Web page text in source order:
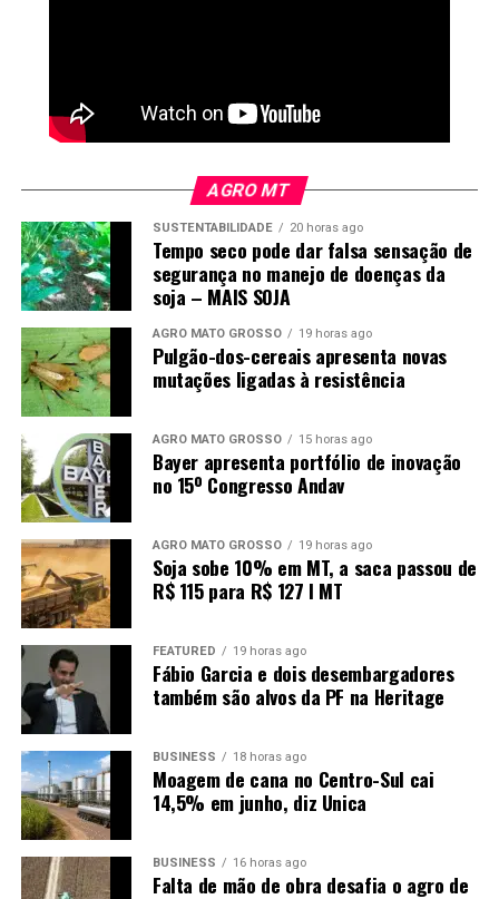
AGRO MT
SUSTENTABILIDADE 20 horas ago
Tempo seco pode dar falsa sensação de
segurança no manejo de doenças da
soja – MAIS SOJA
AGRO MATO GROSSO 19 horas ago
Pulgão-dos-cereais apresenta novas
mutações ligadas à resistência
AGRO MATO GROSSO 15 horas ago
Bayer apresenta portfólio de inovação
no 15º Congresso Andav
AGRO MATO GROSSO 19 horas ago
Soja sobe 10% em MT, a saca passou de
R$ 115 para R$ 127 I MT
FEATURED 19 horas ago
Fábio Garcia e dois desembargadores
também são alvos da PF na Heritage
BUSINESS 18 horas ago
Moagem de cana no Centro-Sul cai
14,5% em junho, diz Unica
BUSINESS 16 horas ago
Falta de mão de obra desafia o agro de